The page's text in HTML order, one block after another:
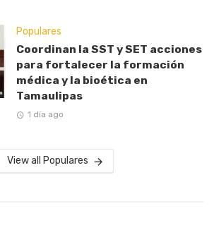
Populares
Coordinan la SST y SET acciones
para fortalecer la formación
médica y la bioética en
Tamaulipas
1 día ago
View all Populares